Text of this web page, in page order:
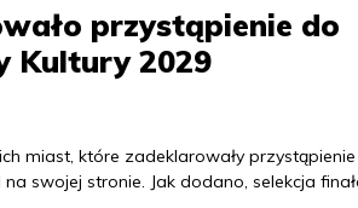
przystąpienie do
Kultury 2029
miast, które zadeklarowały
swojej stronie. Jak dodano, selekcja